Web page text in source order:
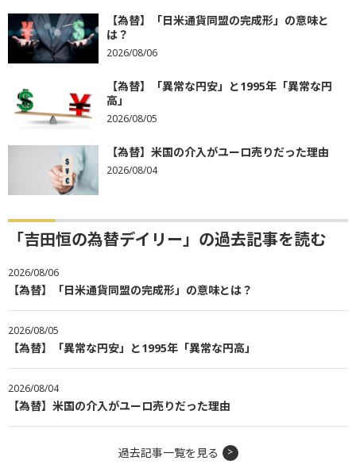
【為替】「日米通貨同盟の完成形」の意味と
は？
2026/08/06
【為替】「異常な円安」と1995年「異常な円
高」
2026/08/05
【為替】米国の介入がユーロ売りだった理由
2026/08/04
「吉田恒の為替デイリー」の過去記事を読む
2026/08/06
【為替】「日米通貨同盟の完成形」の意味とは？
2026/08/05
【為替】「異常な円安」と1995年「異常な円高」
2026/08/04
【為替】米国の介入がユーロ売りだった理由
過去記事一覧を見る